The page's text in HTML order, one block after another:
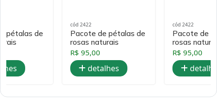
pétalas de
cód 2422
Pacote de pétalas de
rosas naturais
R$ 95,00
detalhes
cód 2422
Pacote de
rosas
R$ 95,00